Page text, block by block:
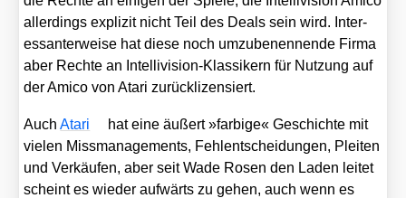
aller­dings expli­zit nicht Teil des Deals sein wird. Inter­
es­san­ter­wei­se hat die­se noch umzu­be­nen­nen­de Fir­ma
aber Rech­te an Intel­li­vi­si­on-Klas­si­kern für Nut­zung auf
der Ami­co von Ata­ri zurück­li­zen­siert.
AuchAta­ri
hat eine äußert »far­bi­ge« Geschich­te mit
vie­len Miss­ma­nage­ments, Fehl­ent­schei­dun­gen, Plei­ten
und Ver­käu­fen, aber seit Wade Rosen den Laden lei­tet
scheint es wie­der auf­wärts zu gehen, auch wenn es